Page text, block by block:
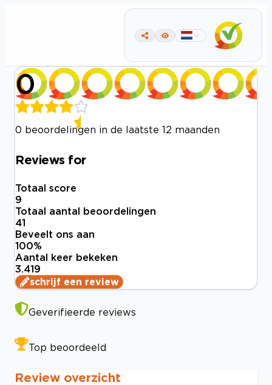
0
0 beoordelingen in de laatste 12 maanden
Reviews for
Totaal score
9
Totaal aantal beoordelingen
41
Beveelt ons aan
100%
Aantal keer bekeken
3.419
schrijf een review
Geverifieerde reviews
Top beoordeeld
Review overzicht